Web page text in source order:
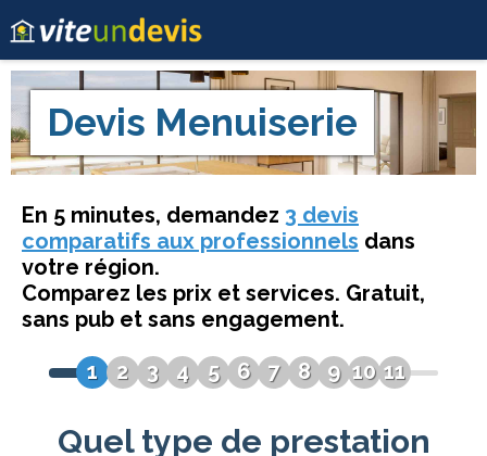
Devis Menuiserie
En 5 minutes, demandez 3 devis
comparatifs aux professionnels dans
votre région.
Comparez les prix et services. Gratuit,
sans pub et sans engagement.
1
2 3 4 5 6 7 8 9 10 11
Quel type de prestation